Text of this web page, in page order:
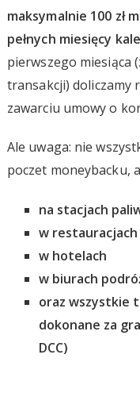
maksymalnie 100 zł
pełnych miesięcy
pierwszego miesiąca
transakcji) doliczamy
zawarciu umowy o
Ale uwaga: nie
poczet moneybacku,
na stacjach
w
w hotelach
w biurach
oraz wszystkie
dokonane za
DCC)